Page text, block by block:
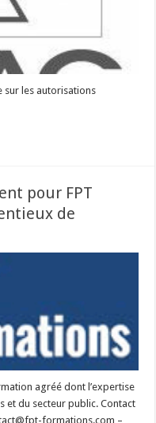
sur les autorisations
pour FPT
de
agréé dont l’expertise
et du secteur public. Contact
formations.com –